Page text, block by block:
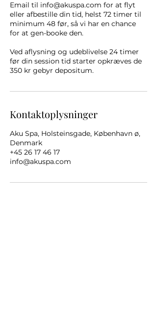
Email til info@akuspa.com for at flyt
eller afbestille din tid, helst 72 timer til
minimum 48 før, så vi har en chance
for at gen-booke den.
Ved aflysning og udeblivelse 24 timer
før din session tid starter opkræves de
350 kr gebyr depositum.
Kontaktoplysninger
Aku Spa, Holsteinsgade, København ø,
Denmark
+45 26 17 46 17
info@akuspa.com